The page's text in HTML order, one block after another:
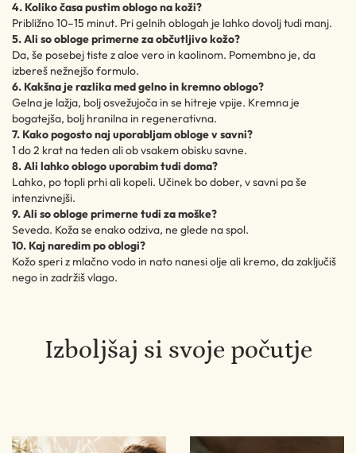
4. Koliko časa pustim oblogo na koži?
Približno 10–15 minut. Pri gelnih oblogah je lahko dovolj tudi manj.
5. Ali so obloge primerne za občutljivo kožo?
Da, še posebej tiste z aloe vero in kaolinom. Pomembno je, da
izbereš nežnejšo formulo.
6. Kakšna je razlika med gelno in kremno oblogo?
Gelna je lažja, bolj osvežujoča in se hitreje vpije. Kremna je
bogatejša, bolj hranilna in regenerativna.
7. Kako pogosto naj uporabljam obloge v savni?
1 do 2 krat na teden ali ob vsakem obisku savne.
8. Ali lahko oblogo uporabim tudi doma?
Lahko, po topli prhi ali kopeli. Učinek bo dober, v savni pa še
intenzivnejši.
9. Ali so obloge primerne tudi za moške?
Seveda. Koža se enako odziva, ne glede na spol.
10. Kaj naredim po oblogi?
Kožo speri z mlačno vodo in nato nanesi olje ali kremo, da zaključiš
nego in zadržiš vlago.
Izboljšaj si svoje počutje